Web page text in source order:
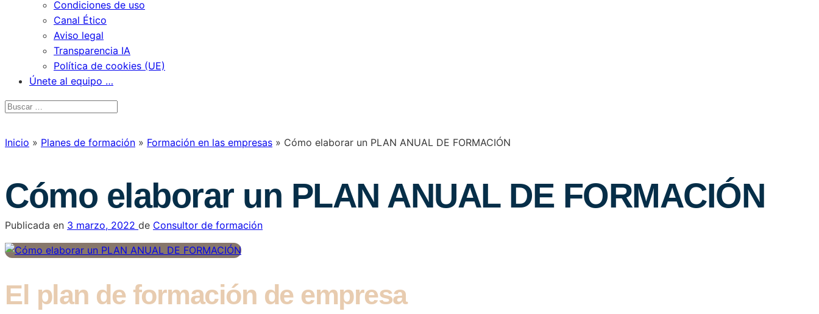
Condiciones de uso
Canal Ético
Aviso legal
Transparencia IA
Política de cookies (UE)
Únete al equipo …
Inicio » Planes de formación » Formación en las empresas » Cómo elaborar un PLAN ANUAL DE FORMACIÓN
Cómo elaborar un PLAN ANUAL DE FORMACIÓN
Publicada en 3 marzo, 2022 de Consultor de formación
El plan de formación de empresa